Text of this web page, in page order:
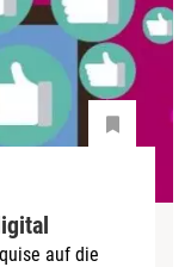
auf die